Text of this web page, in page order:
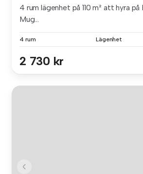
4 rum lägenhet på 110 m² att hyra
Mug...
4 rum Lägenhet
2 730 kr